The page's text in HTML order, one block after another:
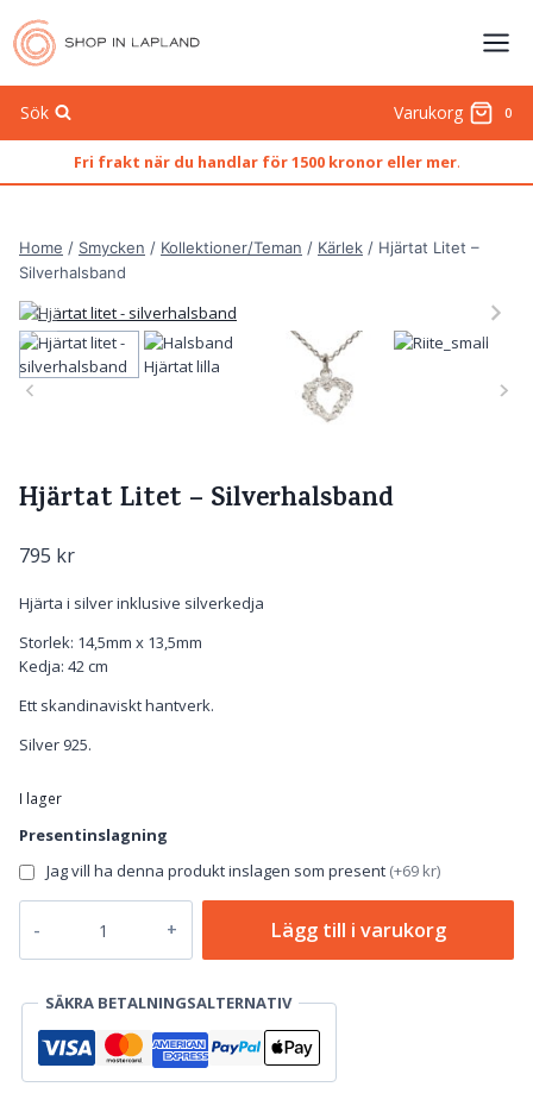
content
Sök Varukorg 0
Fri frakt när du handlar för 1500 kronor eller mer.
Home / Smycken / Kollektioner/Teman / Kärlek / Hjärtat Litet –
Silverhalsband
Hjärtat Litet – Silverhalsband
795 kr
Hjärta i silver inklusive silverkedja
Storlek: 14,5mm x 13,5mm
Kedja: 42 cm
Ett skandinaviskt hantverk.
Silver 925.
I lager
Presentinslagning
Jag vill ha denna produkt inslagen som present (+69 kr)
Litet
-
mängd
Lägg till i varukorg
SÄKRA BETALNINGSALTERNATIV